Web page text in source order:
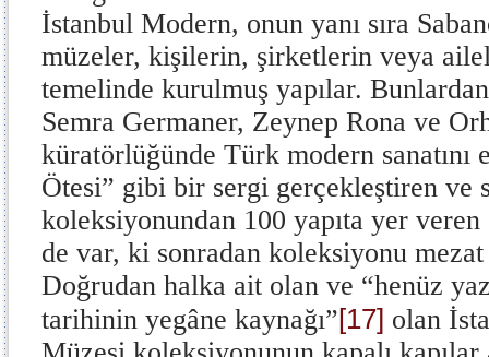
İstanbul Modern, onun yanı sıra
müzeler, kişilerin, şirketlerin veya
temelinde kurulmuş yapılar.
Semra Germaner, Zeynep Rona ve
küratörlüğünde Türk modern sanatını
Ötesi” gibi bir sergi gerçekleştiren ve
koleksiyonundan 100 yapıta yer
de var, ki sonradan koleksiyonu mezat
Doğrudan halka ait olan ve “henüz
tarihinin yegâne kaynağı”[17] olan